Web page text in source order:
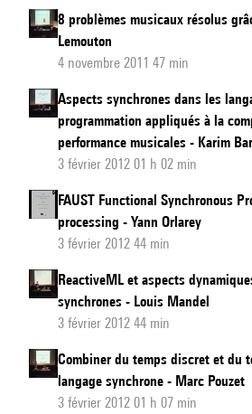
8 problèmes musicaux résolus
Lemouton
4 novembre 2011 47 min
Aspects synchrones dans les
programmation appliqués à la
performance musicales - Karim
3 février 2012 01 h 02 min
FAUST Functional Synchronous
processing - Yann Orlarey
3 février 2012 44 min
ReactiveML et aspects
synchrones - Louis Mandel
3 février 2012 44 min
Combiner du temps discret et du
langage synchrone - Marc Pouzet
3 février 2012 01 h 07 min